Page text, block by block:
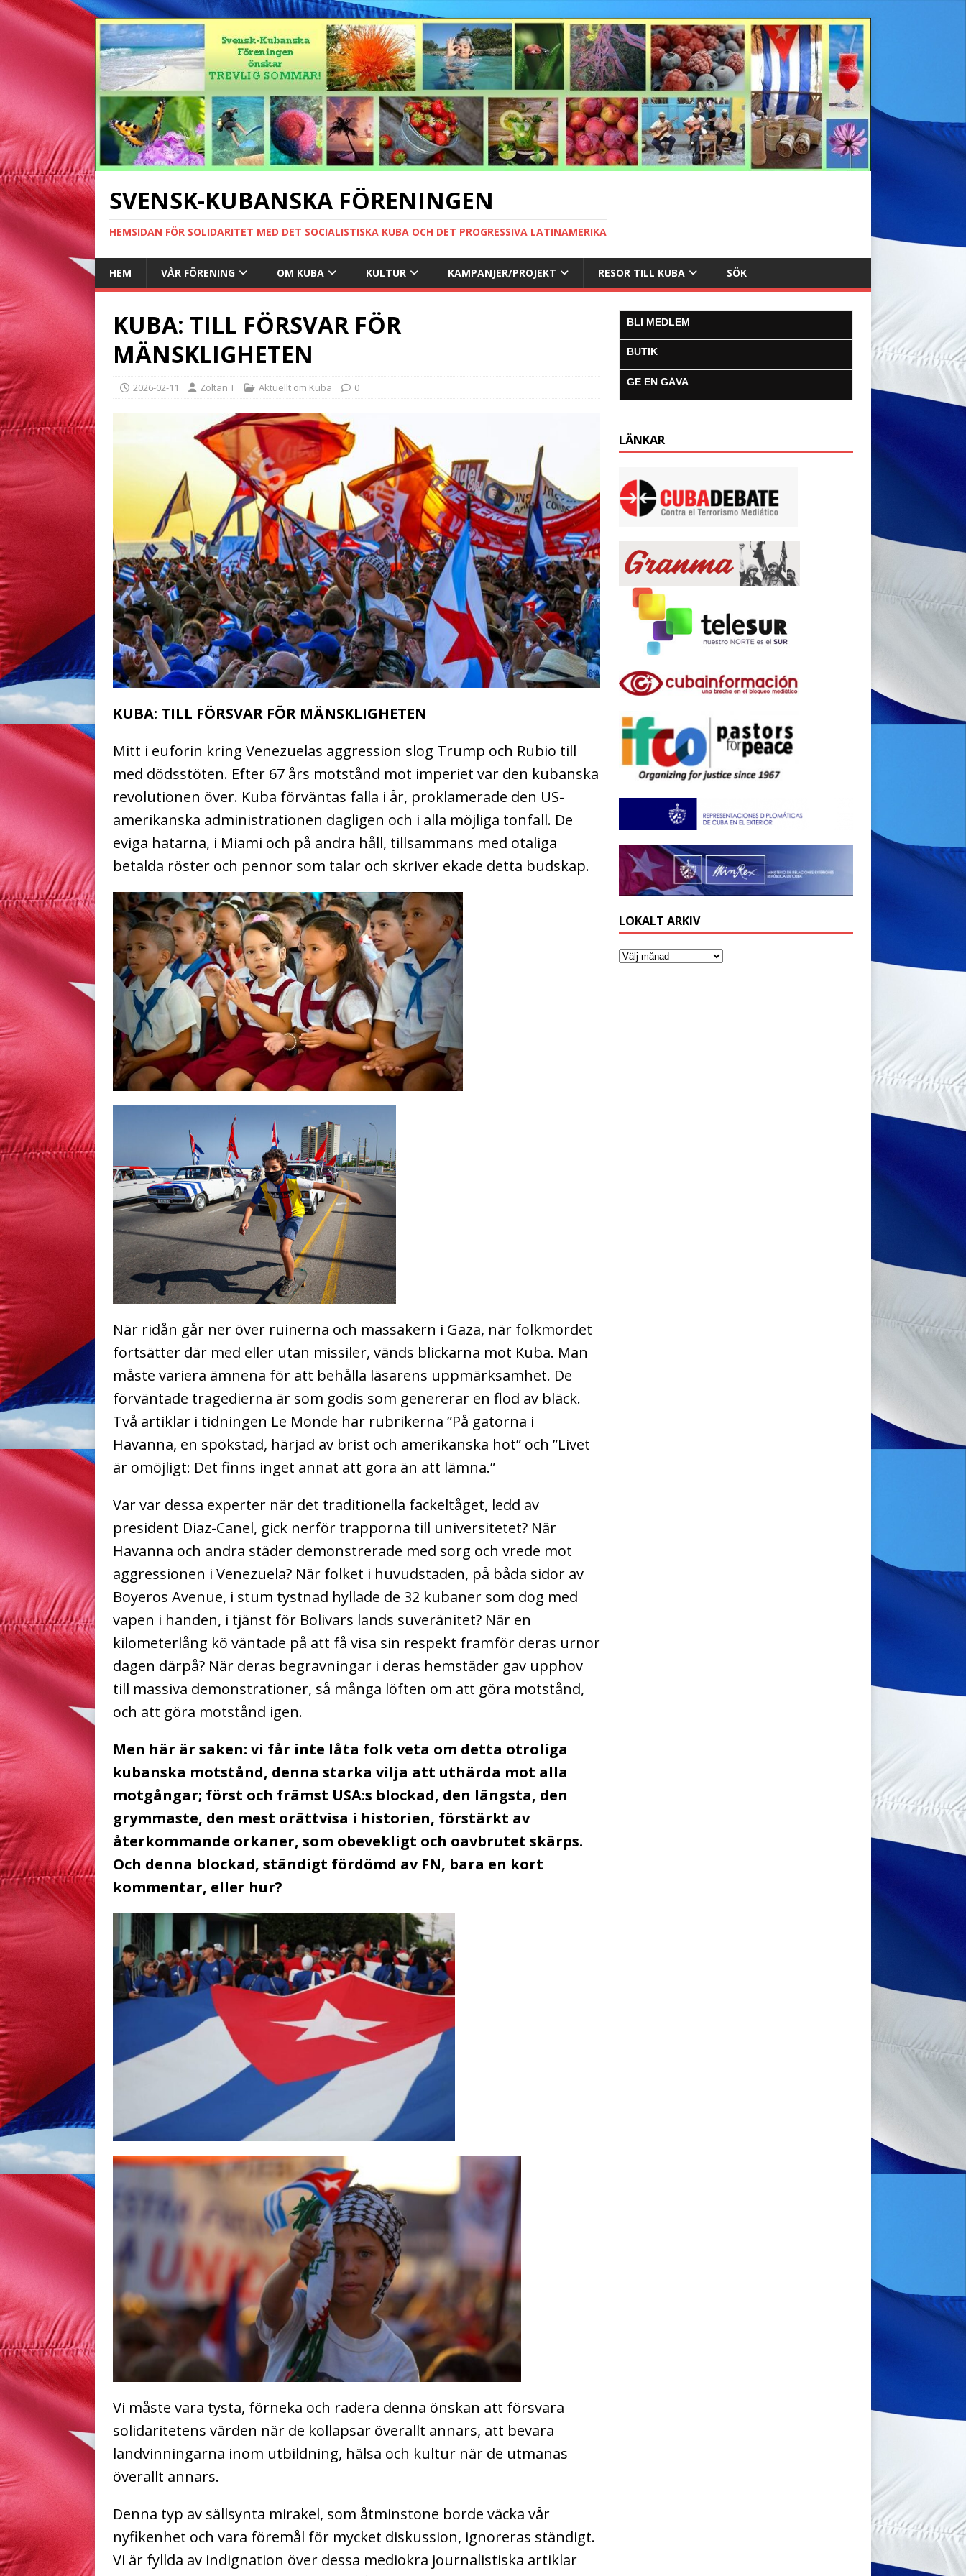
SVENSK-KUBANSKA FÖRENINGEN
HEMSIDAN FÖR SOLIDARITET MED DET SOCIALISTISKA KUBA OCH DET PROGRESSIVA LATINAMERIKA
HEM VÅR FÖRENING OM KUBA KULTUR KAMPANJER/PROJEKT RESOR TILL KUBA SÖK
KUBA: TILL FÖRSVAR FÖR
MÄNSKLIGHETEN
2026-02-11 Zoltan T Aktuellt om Kuba 0
KUBA: TILL FÖRSVAR FÖR MÄNSKLIGHETEN
Mitt i euforin kring Venezuelas aggression slog Trump och Rubio till
med dödsstöten. Efter 67 års motstånd mot imperiet var den kubanska
revolutionen över. Kuba förväntas falla i år, proklamerade den US-
amerikanska administrationen dagligen och i alla möjliga tonfall. De
eviga hatarna, i Miami och på andra håll, tillsammans med otaliga
betalda röster och pennor som talar och skriver ekade detta budskap.
När ridån går ner över ruinerna och massakern i Gaza, när folkmordet
fortsätter där med eller utan missiler, vänds blickarna mot Kuba. Man
måste variera ämnena för att behålla läsarens uppmärksamhet. De
förväntade tragedierna är som godis som genererar en flod av bläck.
Två artiklar i tidningen Le Monde har rubrikerna ”På gatorna i
Havanna, en spökstad, härjad av brist och amerikanska hot” och ”Livet
är omöjligt: Det finns inget annat att göra än att lämna.”
Var var dessa experter när det traditionella fackeltåget, ledd av
president Diaz-Canel, gick nerför trapporna till universitetet? När
Havanna och andra städer demonstrerade med sorg och vrede mot
aggressionen i Venezuela? När folket i huvudstaden, på båda sidor av
Boyeros Avenue, i stum tystnad hyllade de 32 kubaner som dog med
vapen i handen, i tjänst för Bolivars lands suveränitet? När en
kilometerlång kö väntade på att få visa sin respekt framför deras urnor
dagen därpå? När deras begravningar i deras hemstäder gav upphov
till massiva demonstrationer, så många löften om att göra motstånd,
och att göra motstånd igen.
Men här är saken: vi får inte låta folk veta om detta otroliga
kubanska motstånd, denna starka vilja att uthärda mot alla
motgångar; först och främst USA:s blockad, den längsta, den
grymmaste, den mest orättvisa i historien, förstärkt av
återkommande orkaner, som obevekligt och oavbrutet skärps.
Och denna blockad, ständigt fördömd av FN, bara en kort
kommentar, eller hur?
Vi måste vara tysta, förneka och radera denna önskan att försvara
solidaritetens värden när de kollapsar överallt annars, att bevara
landvinningarna inom utbildning, hälsa och kultur när de utmanas
överallt annars.
Denna typ av sällsynta mirakel, som åtminstone borde väcka vår
nyfikenhet och vara föremål för mycket diskussion, ignoreras ständigt.
Vi är fyllda av indignation över dessa mediokra journalistiska artiklar
BLI MEDLEM
BUTIK
GE EN GÅVA
LÄNKAR
LOKALT ARKIV